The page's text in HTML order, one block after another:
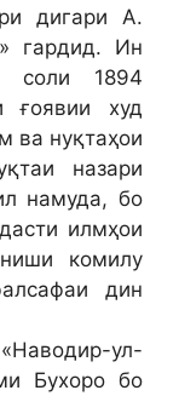
дигари А.
гардид. Ин
соли 1894
ғоявии худ
ва нуқтаҳои
назари
намуда, бо
илмҳои
комилу
дин
ул-
Бухоро бо